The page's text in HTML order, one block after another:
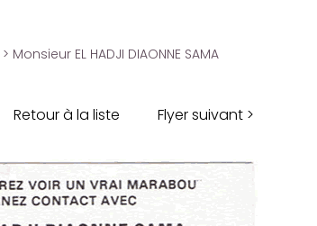
> Monsieur EL HADJI DIAONNE SAMA
Retour à la liste Flyer suivant >